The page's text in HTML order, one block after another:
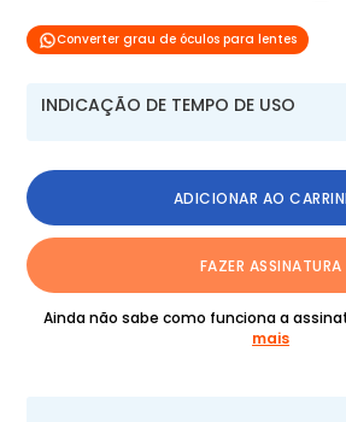
Converter grau de óculos para lentes
INDICAÇÃO DE TEMPO DE USO
ADICIONAR AO
FAZER ASSINATURA
Ainda não sabe como funciona a
mais